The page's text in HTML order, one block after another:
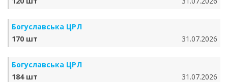
Богуславська ЦРЛ
170 шт
31.07.2026
Богуславська ЦРЛ
184 шт
31.07.2026